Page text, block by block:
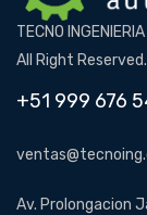
TECNO
All Right Reserved.
+51 999 676
Av. Prolongacion